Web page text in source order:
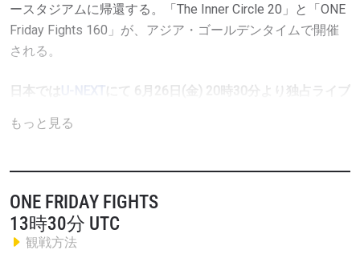
ースタジアムに帰還する。「The Inner Circle 20」と「ONE
Friday Fights 160」が、アジア・ゴールデンタイムで開催
される。
日本では U-NEXTにて 6 月26日(金) 20時30分より独占ライブ
エタイの過去・現在・未来を感じさせる2試合が行われ
る。
メインイベントは、ONEフライ級ムエタイ世界王座決定戦
もっと見る
ONE FRIDAY FIGHTS
13時30分 UTC
観戦方法